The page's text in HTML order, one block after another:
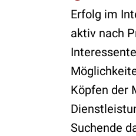
Erfolg im
aktiv nach
Köpfen der
Suchende